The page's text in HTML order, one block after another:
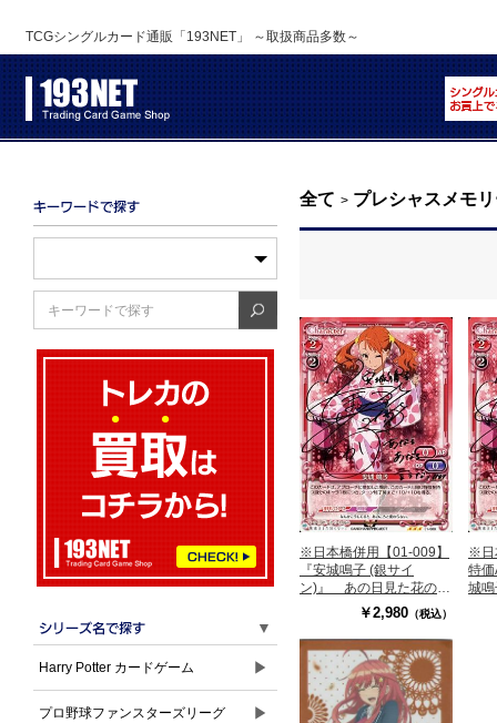
TCGシングルカード通販「193NET」 ～取扱商品多数～
▼
Harry Potter カードゲーム ▶
プロ野球ファンスターズリーグ ▶
全て > プレシャスメモ
※日本橋併用【01-009】
『安城鳴子 (銀サイ
ン)』 あの日見た花の名
前を僕達はまだ知らない
￥2,980 （税込）
※日
特
城